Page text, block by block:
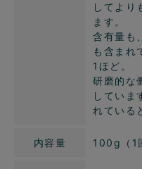
してより
ます。
含有量も
も含まれ
1ほど。
研磨的な
していま
れている
内容量 100g（1